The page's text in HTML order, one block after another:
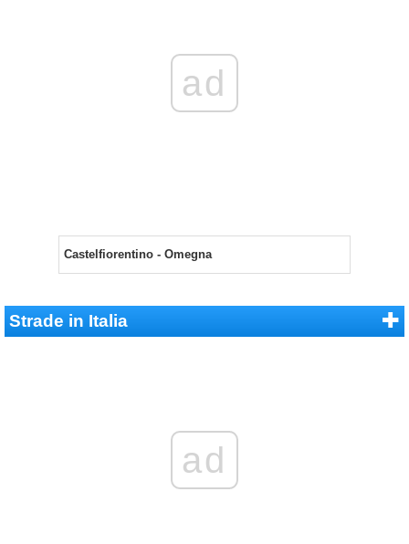
ad
Castelfiorentino - Omegna
Strade in Italia
ad